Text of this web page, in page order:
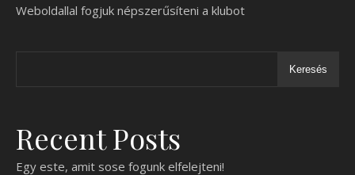
Weboldallal fogjuk népszerűsíteni a klubot
Keresés
Recent Posts
Egy este, amit sose fogunk elfelejteni!